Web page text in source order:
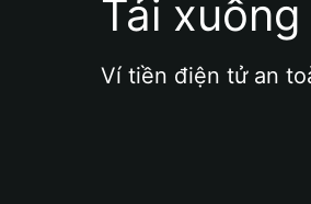
Tải
Ví tiền điện tử an